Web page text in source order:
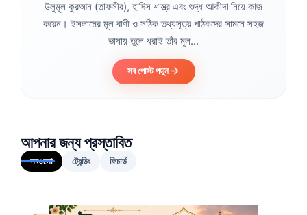
উলুমুল কুরআন (তাফসীর), হাদিস শাস্ত্র এবং শুদ্ধ আকীদা নিয়ে কাজ
করেন। ইসলামের মূল বাণী ও সঠিক তথ্যসূত্র পাঠকদের সামনে সহজ
ভাষায় তুলে ধরাই তাঁর মূল...
সব পোস্ট পড়ুন
আপনার জন্য প্রস্তাবিত
সবগুলো ট্রেন্ডিং ফিচার্ড